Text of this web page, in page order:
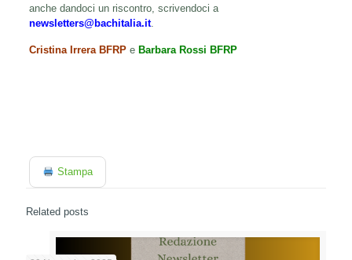
anche dandoci un riscontro, scrivendoci a
newsletters@bachitalia.it.
Cristina Irrera BFRPe Barbara Rossi BFRP
Stampa
Related posts